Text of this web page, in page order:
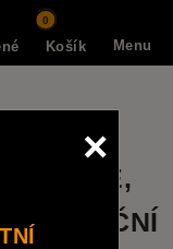
Menu
Košík
0
NOŽE,
×